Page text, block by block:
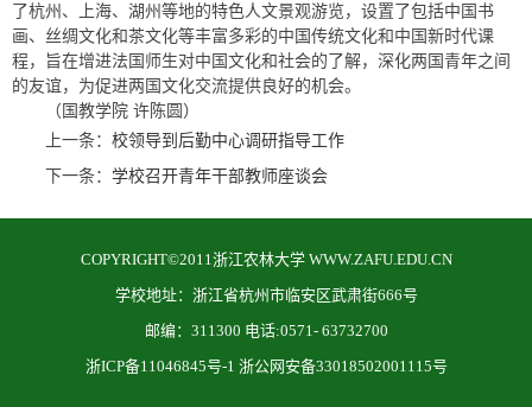
了杭州、上海、湖州等地的特色人文景观游览，设置了包括中国书
画、丝绸文化和茶文化等丰富多彩的中国传统文化和中国新时代课
程，旨在增进法国师生对中国文化和社会的了解，深化两国青年之间
的友谊，为促进两国文化交流提供良好的机会。
（国教学院 许陈圆）
上一条： 校领导到后勤中心调研指导工作
下一条： 学校召开青年干部教师座谈会
COPYRIGHT©2011浙江农林大学 WWW.ZAFU.EDU.CN
学校地址：浙江省杭州市临安区武肃街666号
邮编：311300 电话:0571- 63732700
浙ICP备11046845号-1 浙公网安备33018502001115号